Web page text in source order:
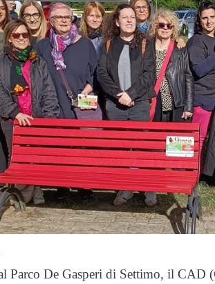
Parco De Gasperi di Settimo, il